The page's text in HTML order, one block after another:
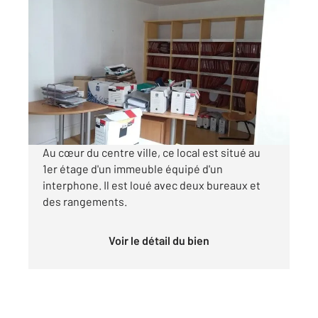
Commerce à louer
2 160 €
/an
Au cœur du centre ville, ce local est situé au
1er étage d'un immeuble équipé d'un
interphone. Il est loué avec deux bureaux et
des rangements.
Voir le détail du bien